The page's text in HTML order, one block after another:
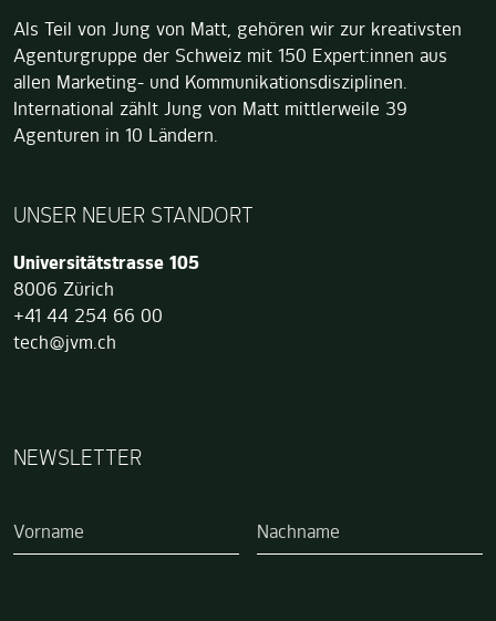
Als Teil von Jung von Matt, gehören wir zur kreativsten
Agenturgruppe der Schweiz mit 150 Expert:innen aus
allen Marketing- und Kommunikationsdisziplinen.
International zählt Jung von Matt mittlerweile 39
Agenturen in 10 Ländern.
UNSER NEUER STANDORT
Jung von Matt TECH
Universitätstrasse 105
8006 Zürich
+41 44 254 66 00
tech@jvm.ch
NEWSLETTER
Vorname
Nachname